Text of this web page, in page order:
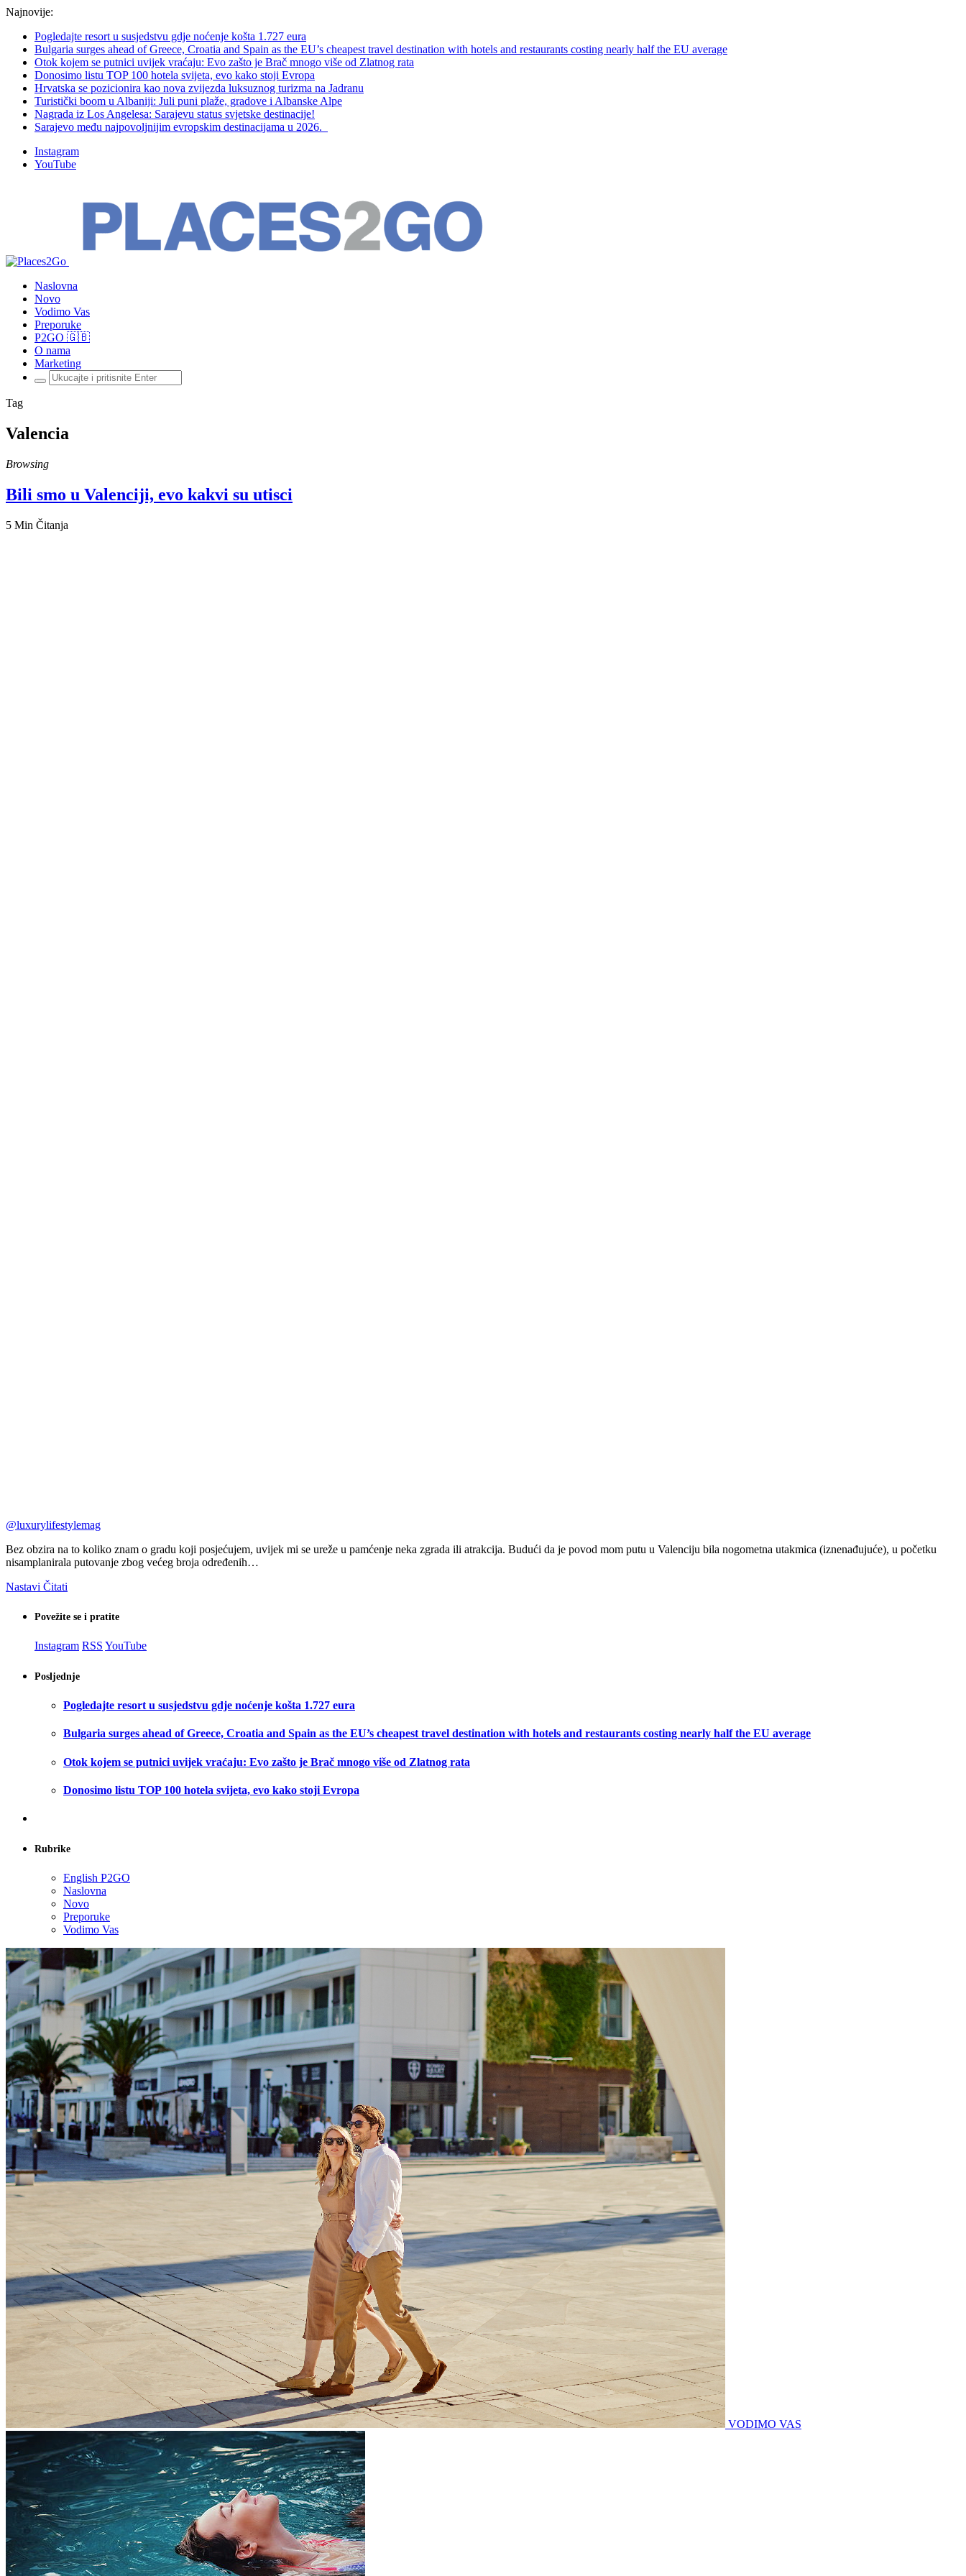
Najnovije:
Pogledajte resort u susjedstvu gdje noćenje košta 1.727 eura
Bulgaria surges ahead of Greece, Croatia and Spain as the EU’s cheapest travel destination with hotels and restaurants costing nearly half the EU average
Otok kojem se putnici uvijek vraćaju: Evo zašto je Brač mnogo više od Zlatnog rata
Donosimo listu TOP 100 hotela svijeta, evo kako stoji Evropa
Hrvatska se pozicionira kao nova zvijezda luksuznog turizma na Jadranu
Turistički boom u Albaniji: Juli puni plaže, gradove i Albanske Alpe
Nagrada iz Los Angelesa: Sarajevu status svjetske destinacije!
Sarajevo među najpovoljnijim evropskim destinacijama u 2026.
Instagram
YouTube
Naslovna
Novo
Vodimo Vas
Preporuke
P2GO 🇬🇧
O nama
Marketing
Traži:
Tag
Valencia
Browsing
Bili smo u Valenciji, evo kakvi su utisci
5 Min Čitanja
@luxurylifestylemag
Bez obzira na to koliko znam o gradu koji posjećujem, uvijek mi se ureže u pamćenje neka zgrada ili atrakcija. Budući da je povod mom putu u Valenciju bila nogometna utakmica (iznenađujuće), u početku
nisamplanirala putovanje zbog većeg broja određenih…
Nastavi Čitati
Povežite se i pratite
Instagram RSS YouTube
Posljednje
Pogledajte resort u susjedstvu gdje noćenje košta 1.727 eura
Bulgaria surges ahead of Greece, Croatia and Spain as the EU’s cheapest travel destination with hotels and restaurants costing nearly half the EU average
Otok kojem se putnici uvijek vraćaju: Evo zašto je Brač mnogo više od Zlatnog rata
Donosimo listu TOP 100 hotela svijeta, evo kako stoji Evropa
Rubrike
English P2GO
Naslovna
Novo
Preporuke
Vodimo Vas
VODIMO VAS